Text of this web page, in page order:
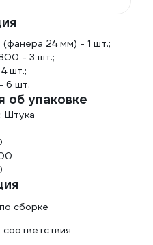
24 мм) - 1 шт.;
- 3 шт.;
шт.;
6 шт.
об упаковке
Штука
сборке